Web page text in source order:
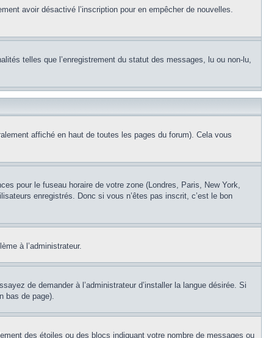
avoir désactivé l’inscription pour en empêcher de nouvelles.
telles que l’enregistrement du statut des messages, lu ou non-lu,
affiché en haut de toutes les pages du forum). Cela vous
pour le fuseau horaire de votre zone (Londres, Paris, New York,
enregistrés. Donc si vous n’êtes pas inscrit, c’est le bon
à l’administrateur.
de demander à l’administrateur d’installer la langue désirée. Si
bas de page).
des étoiles ou des blocs indiquant votre nombre de messages ou